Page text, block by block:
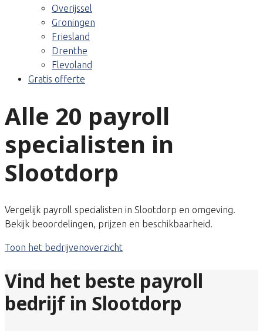
Overijssel
Groningen
Friesland
Drenthe
Flevoland
Gratis offerte
Alle 20 payroll
specialisten in
Slootdorp
Vergelijk payroll specialisten in Slootdorp en omgeving.
Bekijk beoordelingen, prijzen en beschikbaarheid.
Toon het bedrijvenoverzicht
Vind het beste payroll
bedrijf in Slootdorp